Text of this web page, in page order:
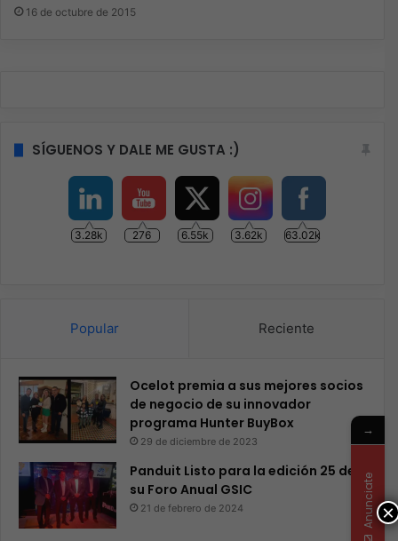
16 de octubre de 2015
SÍGUENOS Y DALE ME GUSTA :)
3.28k 276 6.55k 3.62k 63.02k
Popular Reciente
Ocelot premia a sus mejores socios
de negocio de su innovador
programa Hunter BuyBox
29 de diciembre de 2023
Panduit Listo para la edición 25 de
su Foro Anual GSIC
21 de febrero de 2024 ×
→
Anunciate